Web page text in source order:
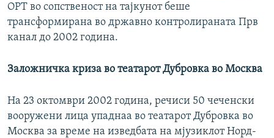
ОРТ во сопственост на тајкунот беше
трансформирана во државно контролираната Прв
канал до 2002 година.
Заложничка криза во театарот Дубровка во Москва
На 23 октомври 2002 година, речиси 50 чеченски
вооружени лица упаднаа во театарот Дубровка во
Москва за време на изведбата на мјузиклот Норд-